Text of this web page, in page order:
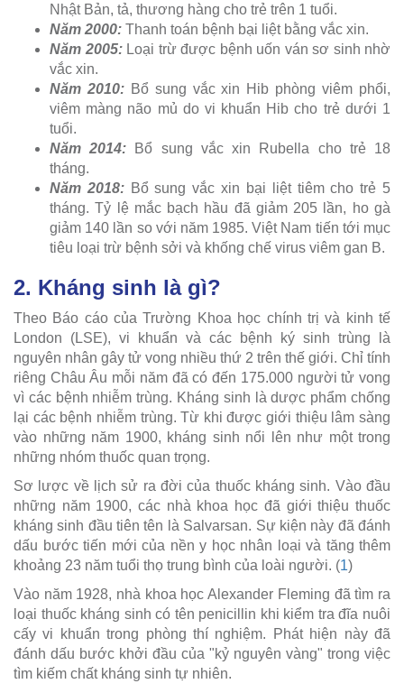
Nhật Bản, tả, thương hàng cho trẻ trên 1 tuổi.
Năm 2000: Thanh toán bệnh bại liệt bằng vắc xin.
Năm 2005:Loại trừ được bệnh uốn ván sơ sinh nhờ
vắc xin.
Năm 2010: Bổ sung vắc xin Hib phòng viêm phổi,
viêm màng não mủ do vi khuẩn Hib cho trẻ dưới 1
tuổi.
Năm 2014: Bổ sung vắc xin Rubella cho trẻ 18
tháng.
Năm 2018: Bổ sung vắc xin bại liệt tiêm cho trẻ 5
tháng. Tỷ lệ mắc bạch hầu đã giảm 205 lần, ho gà
giảm 140 lần so với năm 1985. Việt Nam tiến tới mục
tiêu loại trừ bệnh sởi và khống chế virus viêm gan B.
2. Kháng sinh là gì?
Theo Báo cáo của Trường Khoa học chính trị và kinh tế
London (LSE), vi khuẩn và các bệnh ký sinh trùng là
nguyên nhân gây tử vong nhiều thứ 2 trên thế giới. Chỉ tính
riêng Châu Âu mỗi năm đã có đến 175.000 người tử vong
vì các bệnh nhiễm trùng. Kháng sinh là dược phẩm chống
lại các bệnh nhiễm trùng. Từ khi được giới thiệu lâm sàng
vào những năm 1900, kháng sinh nổi lên như một trong
những nhóm thuốc quan trọng.
Sơ lược về lịch sử ra đời của thuốc kháng sinh. Vào đầu
những năm 1900, các nhà khoa học đã giới thiệu thuốc
kháng sinh đầu tiên tên là Salvarsan. Sự kiện này đã đánh
dấu bước tiến mới của nền y học nhân loại và tăng thêm
khoảng 23 năm tuổi thọ trung bình của loài người. (1)
Vào năm 1928, nhà khoa học Alexander Fleming đã tìm ra
loại thuốc kháng sinh có tên penicillin khi kiểm tra đĩa nuôi
cấy vi khuẩn trong phòng thí nghiệm. Phát hiện này đã
đánh dấu bước khởi đầu của "kỷ nguyên vàng" trong việc
tìm kiếm chất kháng sinh tự nhiên.